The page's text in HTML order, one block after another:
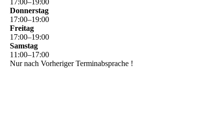
Donnerstag
17:00–19:00
Freitag
17:00–19:00
Samstag
11 :00–17:00
Nur nach Vorheriger Terminabsprache !